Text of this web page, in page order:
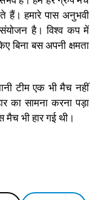
हैं। हमारे पास अनुभवी
संयोजन है। विश्व कप में
बिना बस अपनी क्षमता
टीम एक भी मैच नहीं
सामना करना पड़ा
भी हार गई थी।